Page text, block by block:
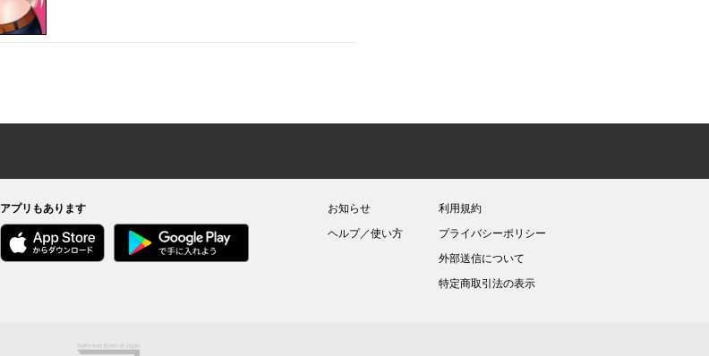
アプリもあります
お知らせ
ヘルプ／使い方
利用規約
プライバシーポリシー
外部送信について
特定商取引法の表示